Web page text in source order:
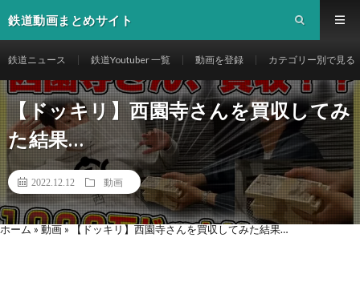
鉄道動画まとめサイト
鉄道ニュース 鉄道Youtuber 一覧 動画を登録 カテゴリー別で見る
【ドッキリ】西園寺さんを買収してみ
た結果…
2022.12.12 動画
ホーム » 動画 » 【ドッキリ】西園寺さんを買収してみた結果…